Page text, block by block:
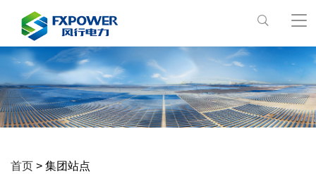
首页 > 集团站点